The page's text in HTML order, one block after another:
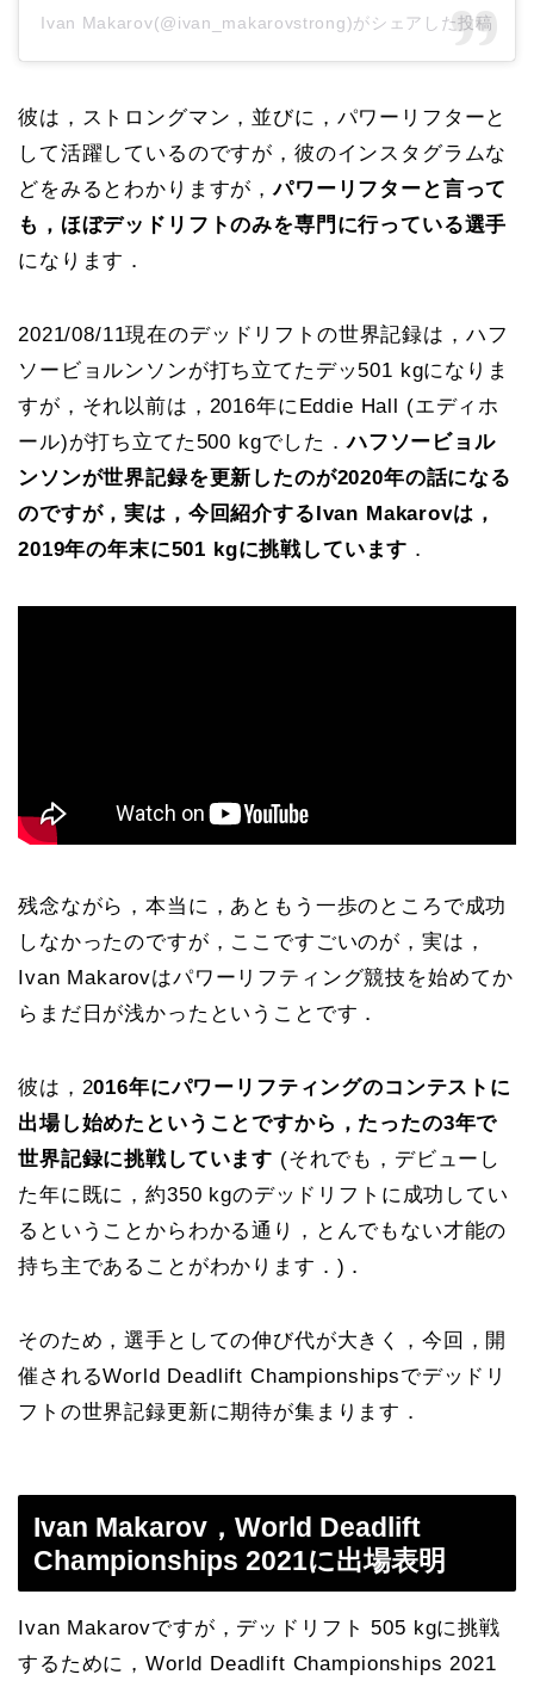
Ivan Makarov(@ivan_makarovstrong)がシェアした投稿
彼は，ストロングマン，並びに，パワーリフターと
して活躍しているのですが，彼のインスタグラムな
どをみるとわかりますが，パワーリフターと言って
も，ほぼデッドリフトのみを専門に行っている選手
になります．
2021/08/11現在のデッドリフトの世界記録は，ハフ
ソービョルンソンが打ち立てたデッ501 kgになりま
すが，それ以前は，2016年にEddie Hall (エディホ
ール)が打ち立てた500 kgでした．ハフソービョル
ンソンが世界記録を更新したのが2020年の話になる
のですが，実は，今回紹介するIvan Makarovは，
2019年の年末に501 kgに挑戦しています ．
残念ながら，本当に，あともう一歩のところで成功
しなかったのですが，ここですごいのが，実は，
Ivan Makarovはパワーリフティング競技を始めてか
らまだ日が浅かったということです．
彼は，2016年にパワーリフティングのコンテストに
出場し始めたということですから，たったの3年で
世界記録に挑戦しています (それでも，デビューし
た年に既に，約350 kgのデッドリフトに成功してい
るということからわかる通り，とんでもない才能の
持ち主であることがわかります．)．
そのため，選手としての伸び代が大きく，今回，開
催されるWorld Deadlift Championshipsでデッドリ
フトの世界記録更新に期待が集まります．
Ivan Makarov，World Deadlift
Championships 2021に出場表明
Ivan Makarovですが，デッドリフト 505 kgに挑戦
するために，World Deadlift Championships 2021